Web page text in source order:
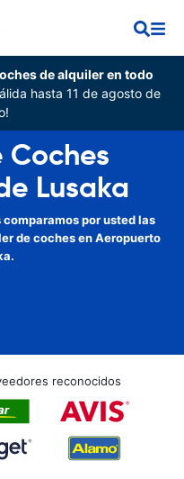
de alquiler en todo
hasta 11 de agosto de
Coches
Lusaka
por usted las
de coches en Aeropuerto
reconocidos